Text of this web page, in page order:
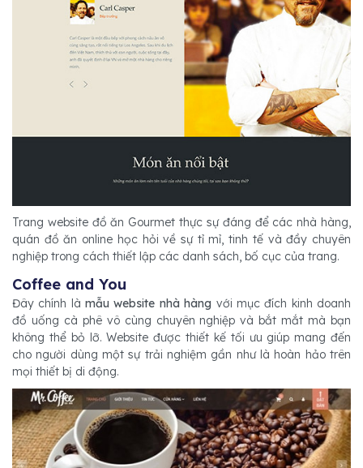
Trang website đồ ăn Gourmet thực sự đáng để các nhà hàng,
quán đồ ăn online học hỏi về sự tỉ mỉ, tinh tế và đầy chuyên
nghiệp trong cách thiết lập các danh sách, bố cục của trang.
Coffee and You
Đây chính làmẫu website nhà hàng với mục đích kinh doanh
đồ uống cà phê vô cùng chuyên nghiệp và bắt mắt mà bạn
không thể bỏ lỡ. Website được thiết kế tối ưu giúp mang đến
cho người dùng một sự trải nghiệm gần như là hoàn hảo trên
mọi thiết bị di động.